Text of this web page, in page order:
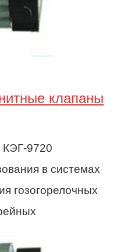
клапаны
КЭГ-9720
в системах
гозогорелочных